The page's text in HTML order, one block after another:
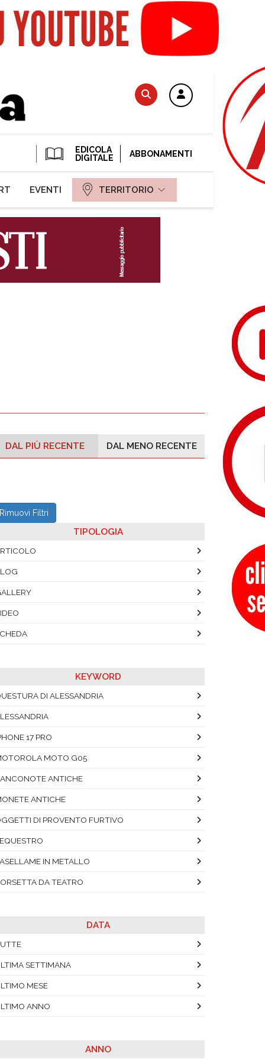
EDICOLA
DIGITALE
ABBONAMENTI
EVENTI TERRITORIO
DAL PIÙ RECENTE DAL MENO RECENTE
Rimuovi Filtri
TIPOLOGIA
KEYWORD
DI ALESSANDRIA
17 PRO
MOTO G05
ANTICHE
ANTICHE
DI PROVENTO FURTIVO
IN METALLO
DA TEATRO
DATA
SETTIMANA
MESE
ANNO
ANNO